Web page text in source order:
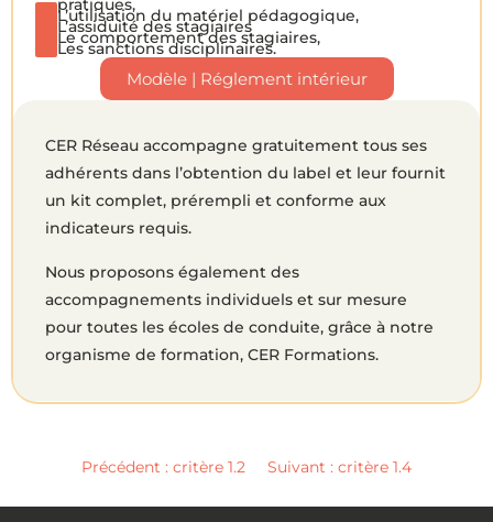
pratiques,
L’utilisation du matériel pédagogique,
L’assiduité des stagiaires
Le comportement des stagiaires,
Les sanctions disciplinaires.
Modèle | Réglement intérieur
CER Réseau accompagne gratuitement tous ses
adhérents dans l’obtention du label et leur fournit
un kit complet, prérempli et conforme aux
indicateurs requis.
Nous proposons également des
accompagnements individuels et sur mesure
pour toutes les écoles de conduite, grâce à notre
organisme de formation, CER Formations.
Précédent : critère 1.2 Suivant : critère 1.4